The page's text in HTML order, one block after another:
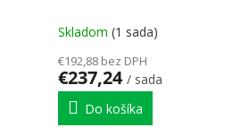
Skladom (1 sada)
€192,88 bez DPH
€237,24 / sada
Do košíka